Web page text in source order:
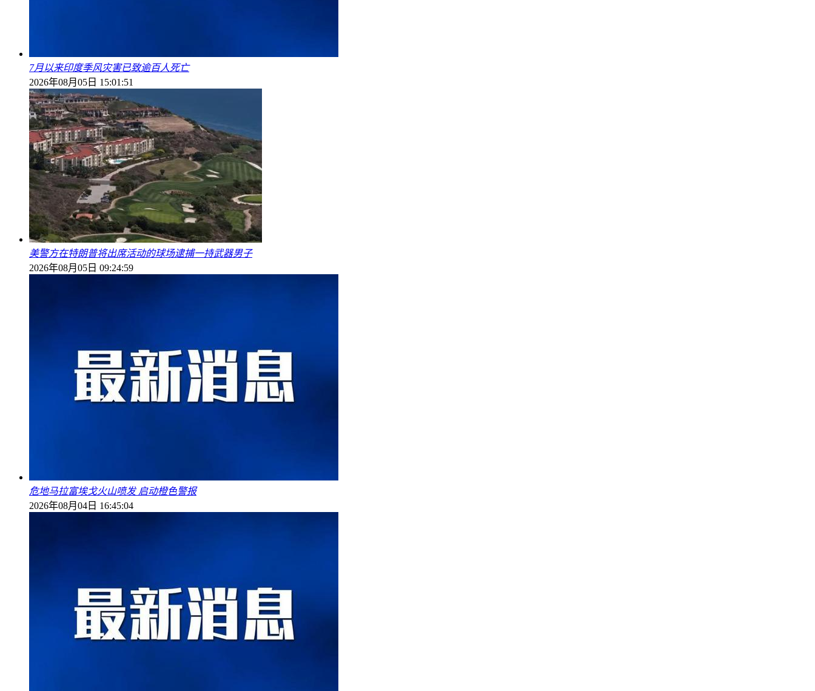
7月以来印度季风灾害已致逾百人死亡
2026年08月05日 15:01:51
美警方在特朗普将出席活动的球场逮捕一持武器男子
2026年08月05日 09:24:59
危地马拉富埃戈火山喷发 启动橙色警报
2026年08月04日 16:45:04